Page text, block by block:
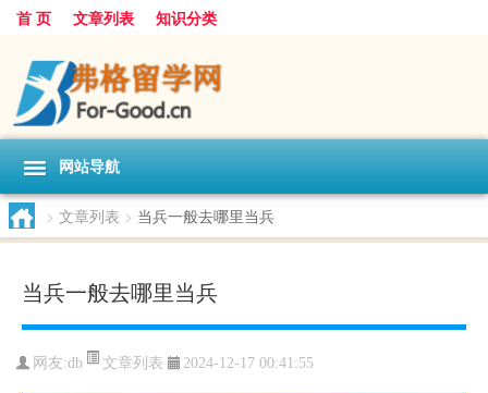
首 页 文章列表 知识分类
网站导航
> 文章列表 > 当兵一般去哪里当兵
当兵一般去哪里当兵
网友:db 文章列表 2024-12-17 00:41:55